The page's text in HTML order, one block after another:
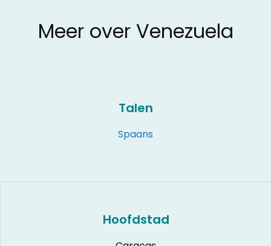
Meer over Venezuela
Talen
Spaans
Hoofdstad